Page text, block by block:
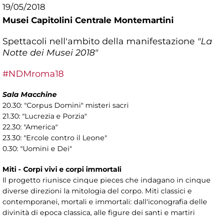
19/05/2018
Musei Capitolini Centrale Montemartini
Spettacoli nell'ambito della manifestazione "La
Notte dei Musei 2018"
#NDMroma18
Sala Macchine
20.30: "Corpus Domini" misteri sacri
21.30: "Lucrezia e Porzia"
22.30: "America"
23.30: "Ercole contro il Leone"
0.30: "Uomini e Dei"
Miti - Corpi vivi e corpi immortali
Il progetto riunisce cinque pieces che indagano in cinque
diverse direzioni la mitologia del corpo. Miti classici e
contemporanei, mortali e immortali: dall'iconografia delle
divinità di epoca classica, alle figure dei santi e martiri